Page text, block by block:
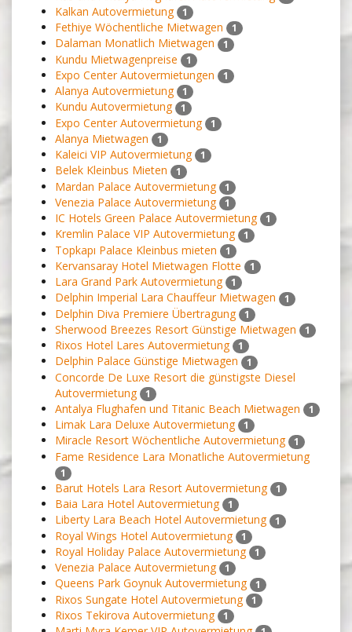
Kalkan Autovermietung 1
Fethiye Wöchentliche Mietwagen 1
Dalaman Monatlich Mietwagen 1
Kundu Mietwagenpreise 1
Expo Center Autovermietungen 1
Alanya Autovermietung 1
Kundu Autovermietung 1
Expo Center Autovermietung 1
Alanya Mietwagen 1
Kaleici VIP Autovermietung 1
Belek Kleinbus Mieten 1
Mardan Palace Autovermietung 1
Venezia Palace Autovermietung 1
IC Hotels Green Palace Autovermietung 1
Kremlin Palace VIP Autovermietung 1
Topkapı Palace Kleinbus mieten 1
Kervansaray Hotel Mietwagen Flotte 1
Lara Grand Park Autovermietung 1
Delphin Imperial Lara Chauffeur Mietwagen 1
Delphin Diva Premiere Übertragung 1
Sherwood Breezes Resort Günstige Mietwagen 1
Rixos Hotel Lares Autovermietung 1
Delphin Palace Günstige Mietwagen 1
Concorde De Luxe Resort die günstigste Diesel
Autovermietung
1
Antalya Flughafen und Titanic Beach Mietwagen 1
Limak Lara Deluxe Autovermietung 1
Miracle Resort Wöchentliche Autovermietung 1
Fame Residence Lara Monatliche Autovermietung
1
Barut Hotels Lara Resort Autovermietung 1
Baia Lara Hotel Autovermietung 1
Liberty Lara Beach Hotel Autovermietung 1
Royal Wings Hotel Autovermietung 1
Royal Holiday Palace Autovermietung 1
Venezia Palace Autovermietung 1
Queens Park Goynuk Autovermietung 1
Rixos Sungate Hotel Autovermietung 1
Rixos Tekirova Autovermietung 1